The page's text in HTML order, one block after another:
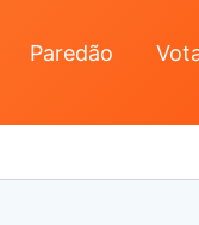
Paredão